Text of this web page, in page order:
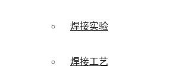
焊接实验
焊接工艺